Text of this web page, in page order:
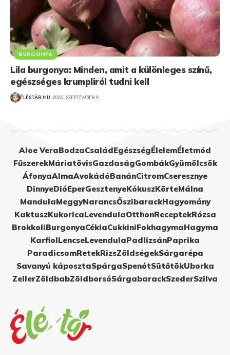
BURGONYA
Lila burgonya: Minden, amit a különleges színű,
egészséges krumpliról tudni kell
ÉLÉSTÁR.HU 2025. SZEPTEMBER 9.
Aloe VeraBodzaCsaládEgészségÉlelemÉletmód
FűszerekMáriatövisGazdaságGombákGyümölcsök
ÁfonyaAlmaAvokádóBanánCitromCseresznye
DinnyeDióEperGesztenyeKókuszKörteMálna
MandulaMeggyNarancsŐszibarackHagyomány
KaktuszKukoricaLevendulaOtthonReceptekRózsa
BrokkoliBurgonyaCéklaCukkiniFokhagymaHagyma
KarfiolLencseLevendulaPadlizsánPaprika
ParadicsomRetekRizsZöldségekSárgarépa
Savanyú káposztaSpárgaSpenótSütőtökUborka
ZellerZöldbabZöldborsóSárgabarackSzederSzilva